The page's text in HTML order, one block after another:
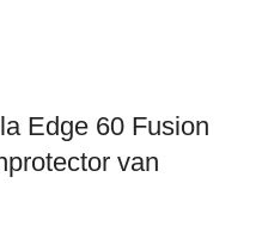
Edge 60 Fusion
van